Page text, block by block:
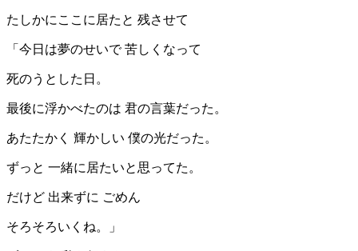
たしかにここに居たと 残させて
「今日は夢のせいで 苦しくなって
死のうとした日。
最後に浮かべたのは 君の言葉だった。
あたたかく 輝かしい 僕の光だった。
ずっと 一緒に居たいと思ってた。
だけど 出来ずに ごめん
そろそろいくね。」